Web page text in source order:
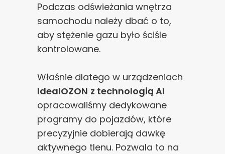
Podczas odświeżania wnętrza
samochodu należy dbać o to,
aby stężenie gazu było ściśle
kontrolowane.
Właśnie dlatego w urządzeniach
IdealOZON z technologią AI
opracowaliśmy dedykowane
programy do pojazdów, które
precyzyjnie dobierają dawkę
aktywnego tlenu. Pozwala to na